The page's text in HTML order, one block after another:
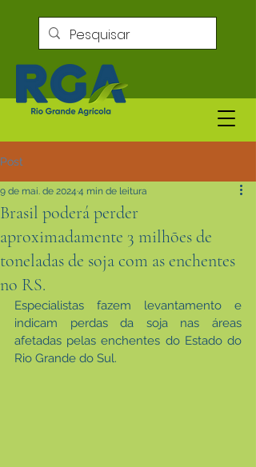
Post
Brasil poderá perder
aproximadamente 3 milhões de
toneladas de soja com as enchentes
no RS.
9 de mai. de 2024 4 min de leitura
Especialistas fazem levantamento e
indicam perdas da soja nas áreas
afetadas pelas enchentes do Estado do
Rio Grande do Sul.